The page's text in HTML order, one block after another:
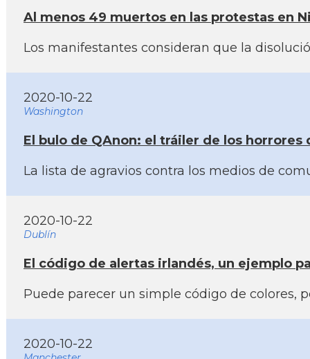
Al menos 49 muertos en las protestas en
Los manifestantes consideran que la
2020-10-22
Washington
El bulo de QAnon: el tráiler de los horrores
La lista de agravios contra los medios de
2020-10-22
Dublín
El código de alertas irlandés, un ejemplo
Puede parecer un simple código de colores,
2020-10-22